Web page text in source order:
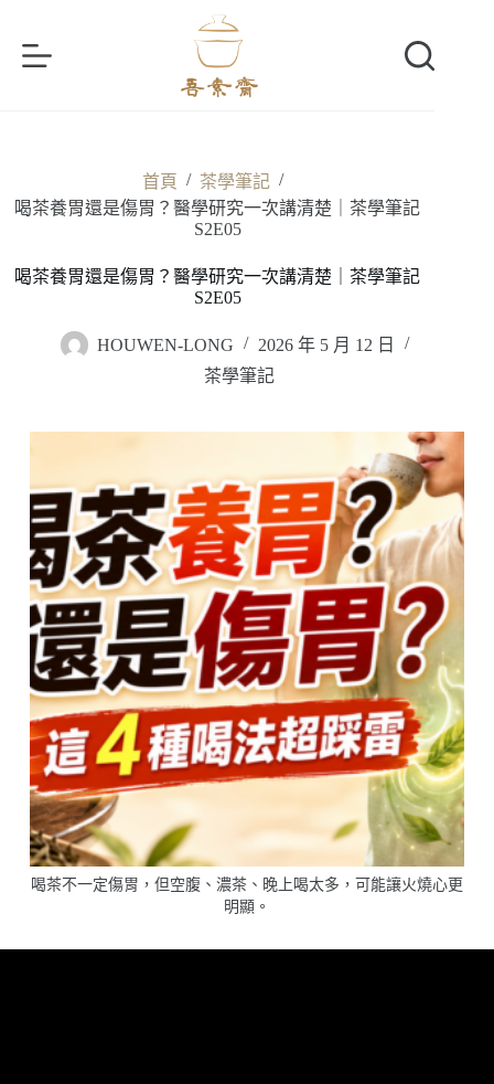
首頁 / 茶學筆記 /
喝茶養胃還是傷胃？醫學研究一次講清楚｜茶學筆記
S2E05
喝茶養胃還是傷胃？醫學研究一次講清楚｜茶學筆記
S2E05
HOUWEN-LONG
2026 年 5 月 12 日
茶學筆記
喝茶不一定傷胃，但空腹、濃茶、晚上喝太多，可能讓火燒心更
明顯。